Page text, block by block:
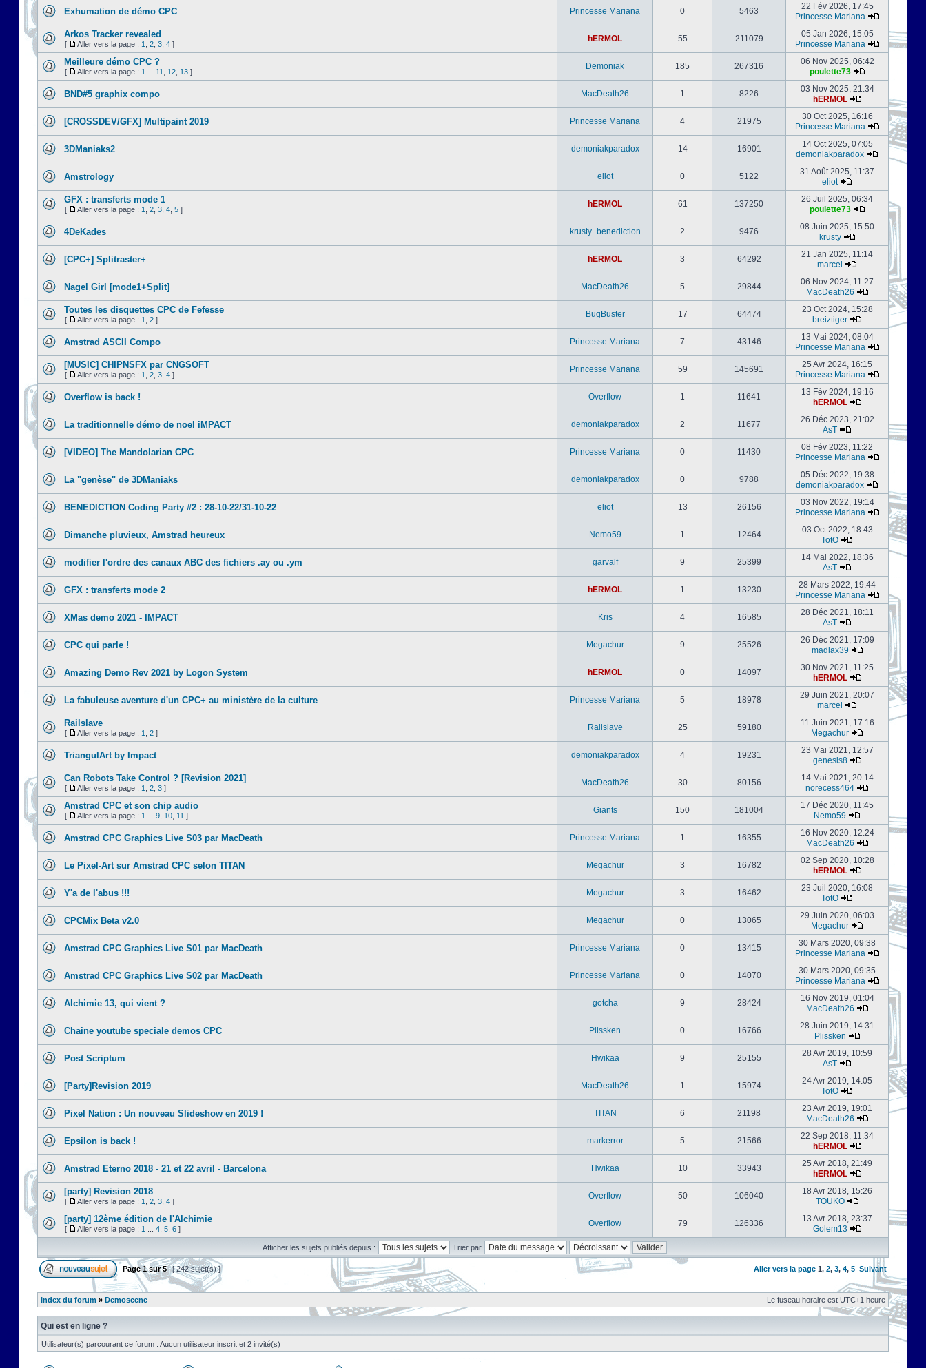
Exhumation de démo CPC Princesse Mariana 0 5463
22 Fév 2026, 17:45
Princesse Mariana
Arkos Tracker revealed
[ Aller vers la page : 1 2 3 4 ]
hERMOL 55 211079
05 Jan 2026, 15:05
Princesse Mariana
Meilleure démo CPC ?
[ Aller vers la page : 1 11 12 13 ]
Demoniak 185 267316
06 Nov 2025, 06:42
poulette73
BND#5 graphix compo MacDeath26 1 8226
03 Nov 2025, 21:34
hERMOL
[CROSSDEV/GFX] Multipaint 2019 Princesse Mariana 4 21975
30 Oct 2025, 16:16
Princesse Mariana
3DManiaks2 demoniakparadox 14 16901
14 Oct 2025, 07:05
demoniakparadox
Amstrology eliot 0 5122
31 Août 2025, 11:37
eliot
GFX : transferts mode 1
[ Aller vers la page : 1 2 3 4 5 ]
hERMOL 61 137250
26 Juil 2025, 06:34
poulette73
4DeKades krusty_benediction 2 9476
08 Juin 2025, 15:50
krusty
[CPC+] Splitraster+ hERMOL 3 64292
21 Jan 2025, 11:14
marcel
Nagel Girl [mode1+Split] MacDeath26 5 29844
06 Nov 2024, 11:27
MacDeath26
Toutes les disquettes CPC de Fefesse
[ Aller vers la page : 1 2 ]
BugBuster 17 64474
23 Oct 2024, 15:28
breiztiger
Amstrad ASCII Compo Princesse Mariana 7 43146
13 Mai 2024, 08:04
Princesse Mariana
[MUSIC] CHIPNSFX par CNGSOFT
[ Aller vers la page : 1 2 3 4 ]
Princesse Mariana 59 145691
25 Avr 2024, 16:15
Princesse Mariana
Overflow is back ! Overflow 1 11641
13 Fév 2024, 19:16
hERMOL
La traditionnelle démo de noel iMPACT demoniakparadox 2 11677
26 Déc 2023, 21:02
AsT
[VIDEO] The Mandolarian CPC Princesse Mariana 0 11430
08 Fév 2023, 11:22
Princesse Mariana
La "genèse" de 3DManiaks demoniakparadox 0 9788
05 Déc 2022, 19:38
demoniakparadox
BENEDICTION Coding Party #2 : 28-10-22/31-10-22 eliot 13 26156
03 Nov 2022, 19:14
Princesse Mariana
Dimanche pluvieux, Amstrad heureux Nemo59 1 12464
03 Oct 2022, 18:43
TotO
modifier l'ordre des canaux ABC des fichiers .ay ou .ym garvalf 9 25399
14 Mai 2022, 18:36
AsT
GFX : transferts mode 2 hERMOL 1 13230
28 Mars 2022, 19:44
Princesse Mariana
XMas demo 2021 - IMPACT Kris 4 16585
28 Déc 2021, 18:11
AsT
CPC qui parle ! Megachur 9 25526
26 Déc 2021, 17:09
madlax39
Amazing Demo Rev 2021 by Logon System hERMOL 0 14097
30 Nov 2021, 11:25
hERMOL
La fabuleuse aventure d'un CPC+ au ministère de la culture Princesse Mariana 5 18978
29 Juin 2021, 20:07
marcel
Railslave
[ Aller vers la page : 1 2 ]
Railslave 25 59180
11 Juin 2021, 17:16
Megachur
TriangulArt by Impact demoniakparadox 4 19231
23 Mai 2021, 12:57
genesis8
Can Robots Take Control ? [Revision 2021]
[ Aller vers la page : 1 2 3 ]
MacDeath26 30 80156
14 Mai 2021, 20:14
norecess464
Amstrad CPC et son chip audio
[ Aller vers la page : 1 9 10 11 ]
Giants 150 181004
17 Déc 2020, 11:45
Nemo59
Amstrad CPC Graphics Live S03 par MacDeath Princesse Mariana 1 16355
16 Nov 2020, 12:24
MacDeath26
Le Pixel-Art sur Amstrad CPC selon TITAN Megachur 3 16782
02 Sep 2020, 10:28
hERMOL
Y'a de l'abus !!! Megachur 3 16462
23 Juil 2020, 16:08
TotO
CPCMix Beta v2.0 Megachur 0 13065
29 Juin 2020, 06:03
Megachur
Amstrad CPC Graphics Live S01 par MacDeath Princesse Mariana 0 13415
30 Mars 2020, 09:38
Princesse Mariana
Amstrad CPC Graphics Live S02 par MacDeath Princesse Mariana 0 14070
30 Mars 2020, 09:35
Princesse Mariana
Alchimie 13, qui vient ? gotcha 9 28424
16 Nov 2019, 01:04
MacDeath26
Chaine youtube speciale demos CPC Plissken 0 16766
28 Juin 2019, 14:31
Plissken
Post Scriptum Hwikaa 9 25155
28 Avr 2019, 10:59
AsT
[Party]Revision 2019 MacDeath26 1 15974
24 Avr 2019, 14:05
TotO
Pixel Nation : Un nouveau Slideshow en 2019 ! TITAN 6 21198
23 Avr 2019, 19:01
MacDeath26
Epsilon is back ! markerror 5 21566
22 Sep 2018, 11:34
hERMOL
Amstrad Eterno 2018 - 21 et 22 avril - Barcelona Hwikaa 10 33943
25 Avr 2018, 21:49
hERMOL
[party] Revision 2018
[ Aller vers la page : 1 2 3 4 ]
Overflow 50 106040
18 Avr 2018, 15:26
TOUKO
[party] 12ème édition de l'Alchimie
[ Aller vers la page : 1 4 5 6 ]
Overflow 79 126336
13 Avr 2018, 23:37
Golem13
Afficher les sujets publiés depuis : Trier par
Page1sur5 [ 242 sujet(s) ] Aller vers la page 1, 2, 3, 4, 5 Suivant
Index du forum » Demoscene Le fuseau horaire est UTC+1 heure
Qui est en ligne ?
Utilisateur(s) parcourant ce forum : Aucun utilisateur inscrit et 2 invité(s)